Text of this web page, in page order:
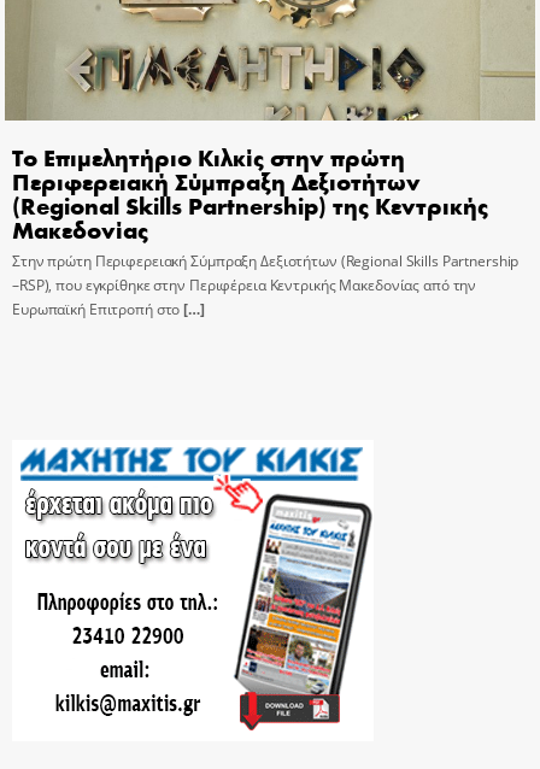
Το Επιμελητήριο Κιλκίς στην πρώτη
Περιφερειακή Σύμπραξη Δεξιοτήτων
(Regional Skills Partnership) της Κεντρικής
Μακεδονίας
Στην πρώτη Περιφερειακή Σύμπραξη Δεξιοτήτων (Regional Skills Partnership
–RSP), που εγκρίθηκε στην Περιφέρεια Κεντρικής Μακεδονίας από την
Ευρωπαϊκή Επιτροπή στο[…]